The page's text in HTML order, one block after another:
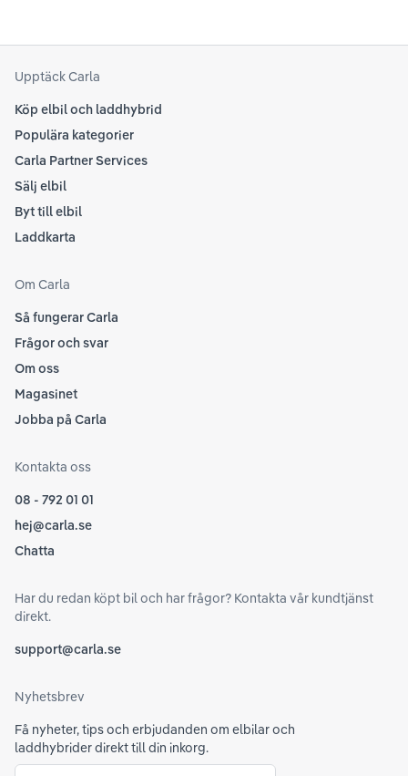
Upptäck Carla
Köp elbil och laddhybrid
Populära kategorier
Carla Partner Services
Sälj elbil
Byt till elbil
Laddkarta
Om Carla
Så fungerar Carla
Frågor och svar
Om oss
Magasinet
Jobba på Carla
Kontakta oss
08 - 792 01 01
hej@carla.se
Chatta
Har du redan köpt bil och har frågor? Kontakta vår kundtjänst
direkt.
support@carla.se
Nyhetsbrev
Få nyheter, tips och erbjudanden om elbilar och
laddhybrider direkt till din inkorg.